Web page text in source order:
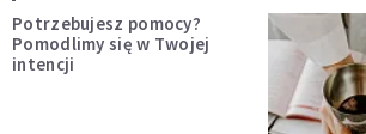
Potrzebujesz pomocy?
Pomodlimy się w Twojej
intencji